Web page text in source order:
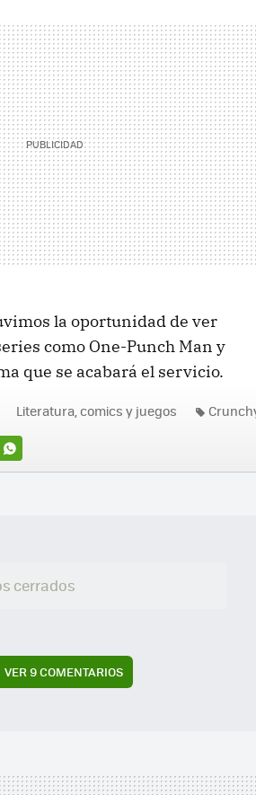
la oportunidad de ver
como One-Punch Man y
que se acabará el servicio.
Literatura, comics y juegos
cerrados
VER9 COMENTARIOS